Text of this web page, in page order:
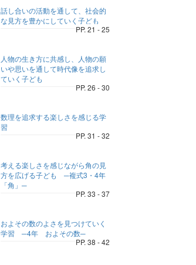
話し合いの活動を通して、社会的
な見方を豊かにしていく子ども
PP. 21 - 25
人物の生き方に共感し、人物の願
いや思いを通して時代像を追求し
ていく子ども
PP. 26 - 30
数理を追求する楽しさを感じる学
習
PP. 31 - 32
考える楽しさを感じながら角の見
方を広げる子ども ─複式3・4年
「角」─
PP. 33 - 37
およその数のよさを見つけていく
学習 ─4年 およその数─
PP. 38 - 42